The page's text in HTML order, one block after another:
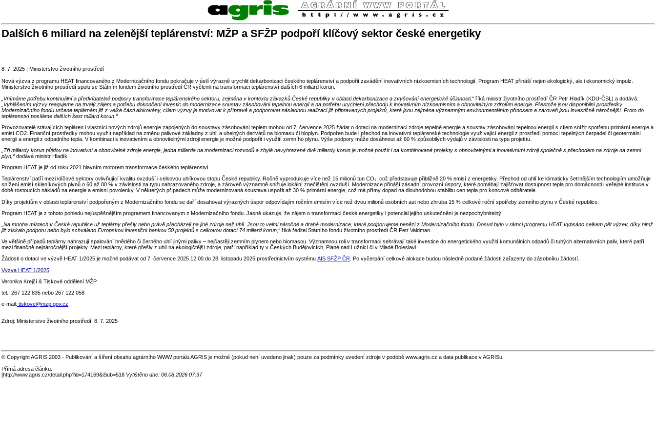
Dalších 6 miliard na zelenější teplárenství: MŽP a SFŽP podpoří klíčový sektor české energetiky
8. 7. 2025 | Ministerstvo životního prostředí
Nová výzva z programu HEAT financovaného z Modernizačního fondu pokračuje v úsilí výrazně urychlit dekarbonizaci českého teplárenství a podpořit zavádění inovativních nízkoemisních technologií. Program HEAT přináší nejen ekologický, ale i ekonomický impulz.
Ministerstvo životního prostředí spolu se Státním fondem životního prostředí ČR vyčlenili na transformaci teplárenství dalších 6 miliard korun.
„Vnímáme potřebu kontinuální a předvídatelné podpory transformace teplárenského sektoru, zejména v kontextu závazků České republiky v oblasti dekarbonizace a zvyšování energetické účinnosti,“ říká ministr životního prostředí ČR Petr Hladík (KDU-ČSL) a dodává:
„Vyhlášením výzvy reagujeme na trvalý zájem a potřebu dokončení investic do modernizace soustav zásobování tepelnou energií a na potřebu urychlení přechodu k inovativním nízkoemisním a obnovitelným zdrojům energie. Přestože jsou disponibilní prostředky
Modernizačního fondu určené teplárnám již z velké části alokovány, cílem výzvy je motivovat k přípravě a podporovat následnou realizaci již připravených projektů, které jsou zejména významným environmentálním přínosem a zároveň jsou investičně náročnější. Proto do
teplárenství posíláme dalších šest miliard korun.“
Provozovatelé stávajících tepláren i vlastníci nových zdrojů energie zapojených do soustavy zásobování teplem mohou od 7. července 2025 žádat o dotaci na modernizaci zdroje tepelné energie a soustav zásobování tepelnou energií s cílem snížit spotřebu primární energie a
emisí CO2. Finanční prostředky mohou využít například na změnu palivové základny z uhlí a uhelných derivátů na biomasu či bioplyn. Podpořen bude i přechod na inovativní teplárenské technologie využívající energii z prostředí pomocí tepelných čerpadel či geotermální
energii a energii z odpadního tepla. V kombinaci s inovativními a obnovitelnými zdroji energie je možné podpořit i využití zemního plynu. Výše podpory může dosáhnout až 60 % způsobilých výdajů v závislosti na typu projektu.
„Tři miliardy korun půjdou na inovativní a obnovitelné zdroje energie, jedna miliarda na modernizaci rozvodů a zbylé nevyhrazené dvě miliardy korun je možné použít i na kombinované projekty s obnovitelnými a inovativními zdroji společně s přechodem na zdroje na zemní
plyn,“ dodává ministr Hladík.
Program HEAT je již od roku 2021 hlavním motorem transformace českého teplárenství
Teplárenství patří mezi klíčové sektory ovlivňující kvalitu ovzduší i celkovou uhlíkovou stopu České republiky. Ročně vyprodukuje více než 15 milionů tun CO₂, což představuje přibližně 20 % emisí z energetiky. Přechod od uhlí ke klimaticky šetrnějším technologiím umožňuje
snížení emisí skleníkových plynů o 60 až 80 % v závislosti na typu nahrazovaného zdroje, a zároveň významně snižuje lokální znečištění ovzduší. Modernizace přináší zásadní provozní úspory, které pomáhají zajišťovat dostupnost tepla pro domácnosti i veřejné instituce v
době rostoucích nákladů na energie a emisní povolenky. V některých případech může modernizovaná soustava uspořit až 30 % primární energie, což má přímý dopad na dlouhodobou stabilitu cen tepla pro koncové odběratele.
Díky projektům v oblasti teplárenství podpořeným z Modernizačního fondu se daří dosahovat výrazných úspor odpovídajím ročním emisím více než dvou milionů osobních aut nebo zhruba 15 % celkové roční spotřeby zemního plynu v České republice.
Program HEAT je z tohoto pohledu nejúspěšnějším programem financovaným z Modernizačního fondu. Jasně ukazuje, že zájem o transformaci české energetiky i potenciál jejího uskutečnění je nezpochybnitelný.
„Na mnoha místech v České republice už teplárny přešly nebo právě přecházejí na jiné zdroje než uhlí. Jsou to velmi náročné a drahé modernizace, které podporujeme penězi z Modernizačního fondu. Dosud bylo v rámci programu HEAT vypsáno celkem pět výzev, díky nimž
již získalo podporu nebo bylo schváleno Evropskou investiční bankou 50 projektů s celkovou dotací 74 miliard korun,“ říká ředitel Státního fondu životního prostředí ČR Petr Valdman.
Ve většině případů teplárny nahrazují spalování hnědého či černého uhlí jinými palivy – nejčastěji zemním plynem nebo biomasou. Významnou roli v transformaci sehrávají také investice do energetického využití komunálních odpadů či tuhých alternativních paliv, které patří
mezi finančně nejnáročnější projekty. Mezi teplárny, které přešly z uhlí na ekologičtější zdroje, patří například ty v Českých Budějovicích, Plané nad Lužnicí či v Mladé Boleslavi.
Žádosti o dotaci ve výzvě HEAT 1/2025 je možné podávat od 7. července 2025 12:00 do 28. listopadu 2025 prostřednictvím systému AIS SFŽP ČR . Po vyčerpání celkové alokace budou následně podané žádosti zařazeny do zásobníku žádostí.
Výzva HEAT 1/2025
Veronika Krejčí & Tiskové oddělení MŽP
tel.: 267 122 835 nebo 267 122 058
e-mail: tiskove@mzp.gov.cz
Zdroj: Ministerstvo životního prostředí, 8. 7. 2025
© Copyright AGRIS 2003 - Publikování a šíření obsahu agrárního WWW portálu AGRIS je možné (pokud není uvedeno jinak) pouze za podmínky uvedení zdroje v podobě www.agris.cz a data publikace v AGRISu.
Přímá adresa článku:
[http://www.agris.cz/detail.php?id=174169&iSub=518 Vytištěno dne: 06.08.2026 07:37